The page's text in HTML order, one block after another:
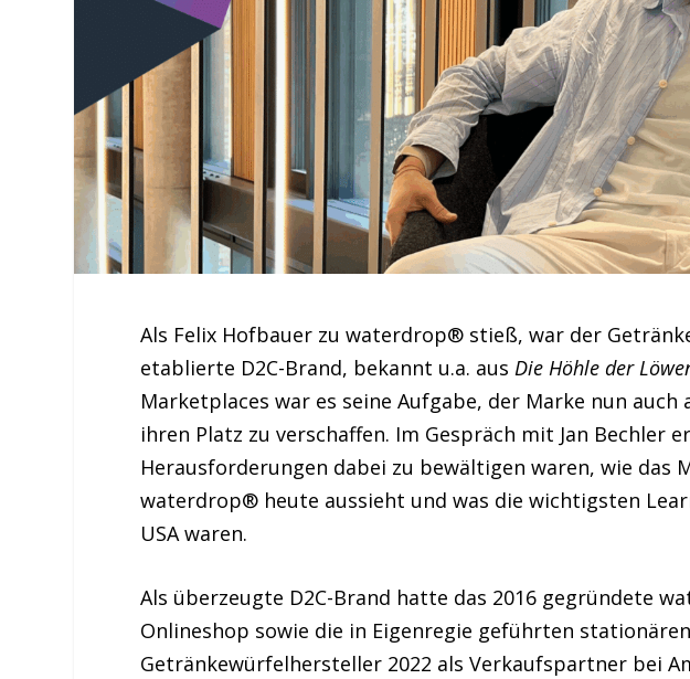
Als Felix Hofbauer zu waterdrop® stieß, war der
etablierte D2C-Brand, bekannt u.a. aus Die Höhle der
Marketplaces war es seine Aufgabe, der Marke nun
ihren Platz zu verschaffen. Im Gespräch mit Jan Bechler
Herausforderungen dabei zu bewältigen waren, wie das
waterdrop® heute aussieht und was die wichtigsten
USA waren.
Als überzeugte D2C-Brand hatte das 2016 gegründete
Onlineshop sowie die in Eigenregie geführten
Getränkewürfelhersteller 2022 als Verkaufspartner bei